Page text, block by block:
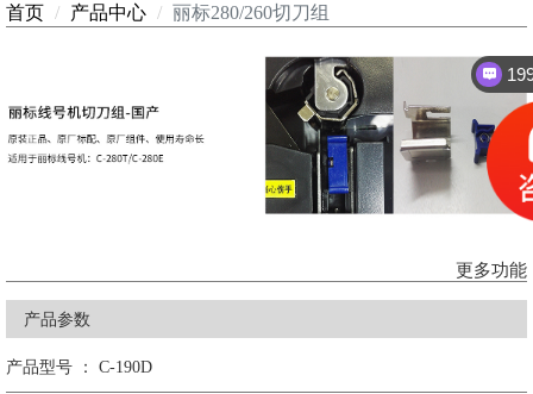
首页 产品中心 丽标280/260切刀组
更多功能
产品参数
产品型号 ： C-190D